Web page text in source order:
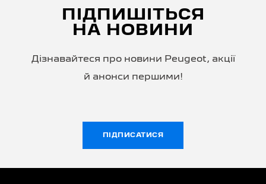
ПІДПИШІТЬСЯ
НА НОВИНИ
Дізнавайтеся про новини Peugeot, акції
й анонси першими!
ПІДПИСАТИСЯ